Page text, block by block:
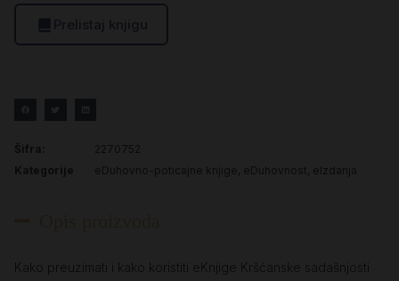
Šifra:
2270752
Kategorije
eDuhovno-poticajne knjige eDuhovnost eIzdanja
Kako preuzimati i kako koristiti eKnjige Kršćanske sadašnjosti